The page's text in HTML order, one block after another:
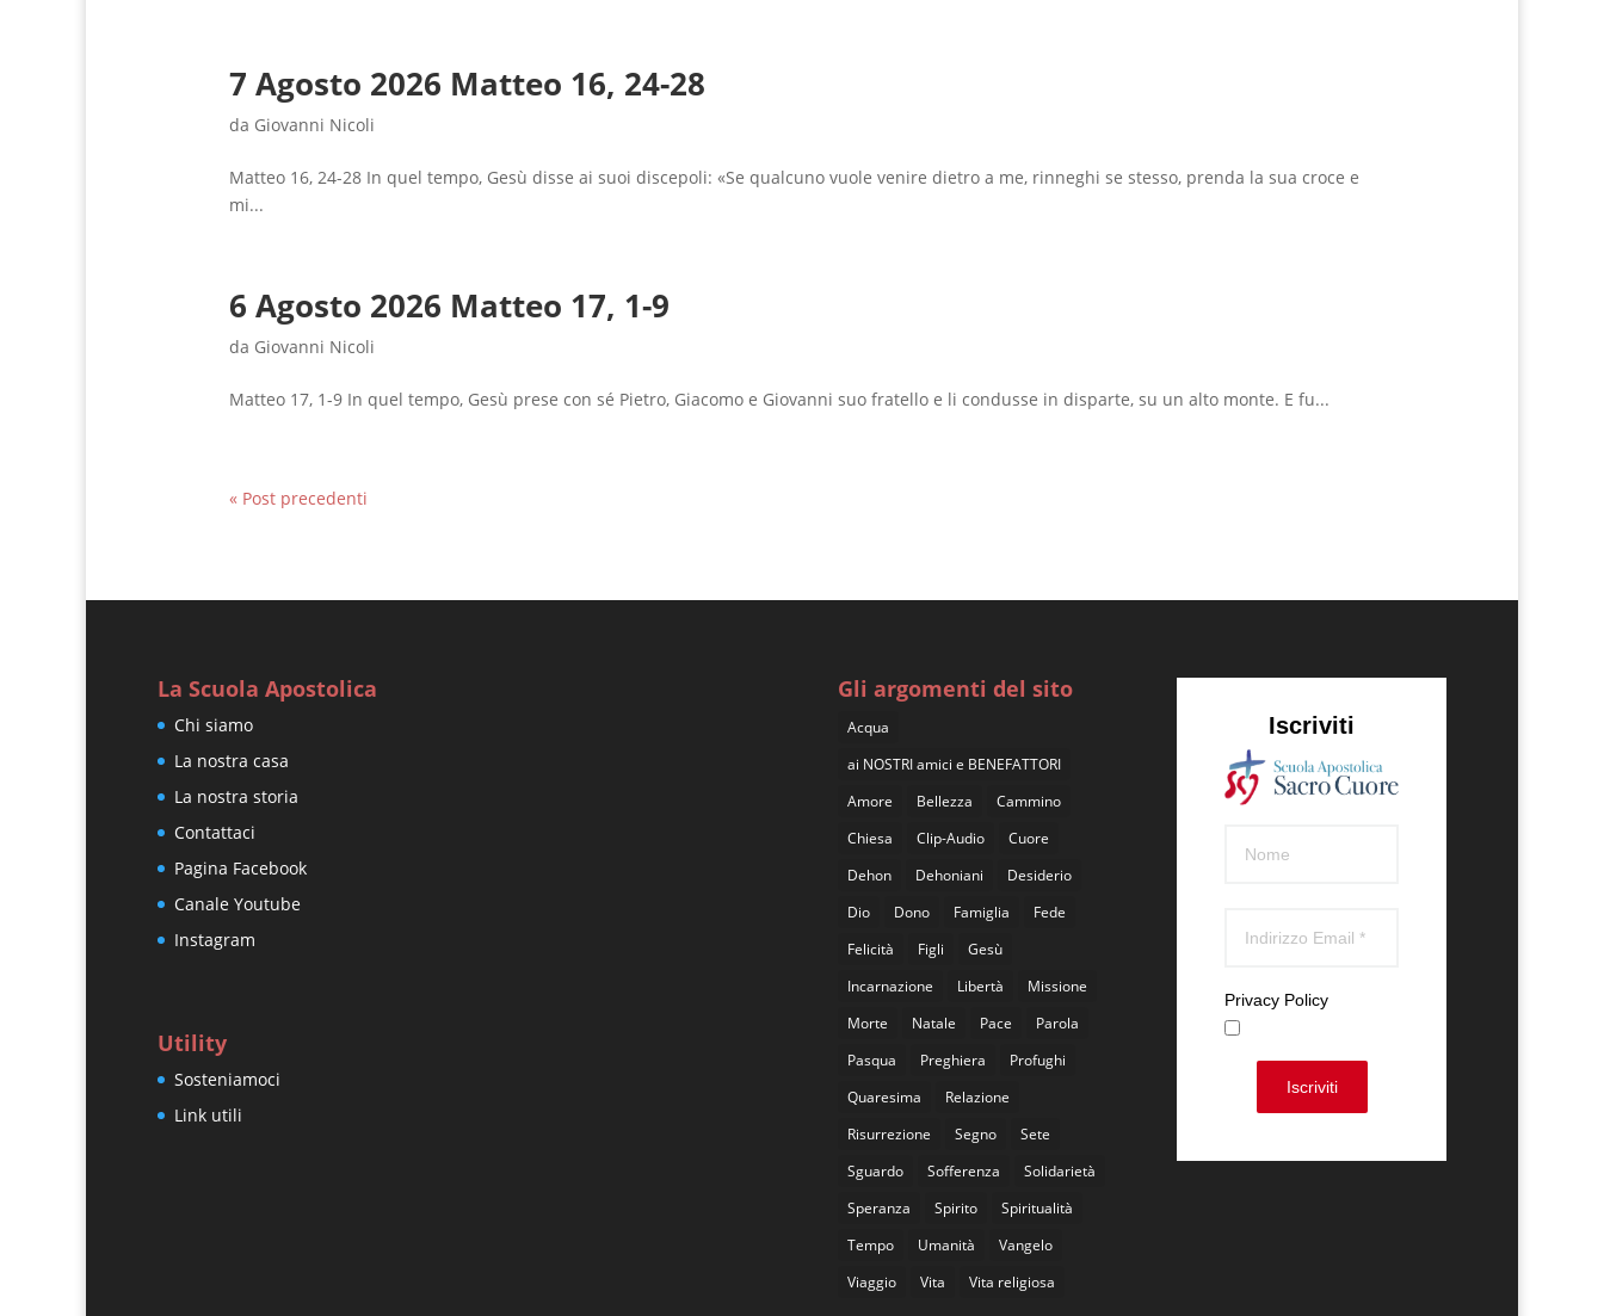
7 Agosto 2026 Matteo 16, 24-28
da Giovanni Nicoli
Matteo 16, 24-28 In quel tempo, Gesù disse ai suoi discepoli: «Se qualcuno vuole venire dietro a me, rinneghi se stesso, prenda la sua croce e
mi...
6 Agosto 2026 Matteo 17, 1-9
da Giovanni Nicoli
Matteo 17, 1-9 In quel tempo, Gesù prese con sé Pietro, Giacomo e Giovanni suo fratello e li condusse in disparte, su un alto monte. E fu...
« Post precedenti
La Scuola Apostolica
Chi siamo
La nostra casa
La nostra storia
Contattaci
Pagina Facebook
Canale Youtube
Instagram
Utility
Sosteniamoci
Link utili
Gli argomenti del sito
Acqua
ai NOSTRI amici e BENEFATTORI
Amore
Bellezza
Cammino
Chiesa
Clip-Audio
Cuore
Dehon
Dehoniani
Desiderio
Dio
Dono Famiglia
Fede
Felicità
Figli
Gesù
Incarnazione
Libertà
Missione
Morte
Natale Pace
Parola
Pasqua
Preghiera
Profughi
Quaresima
Relazione
Risurrezione
Segno
Sete
Sguardo
Sofferenza
Solidarietà
Speranza
Spirito
Spiritualità
Tempo
Umanità
Vangelo
Viaggio
Vita Vita religiosa
Iscriviti
Privacy Policy
Iscriviti